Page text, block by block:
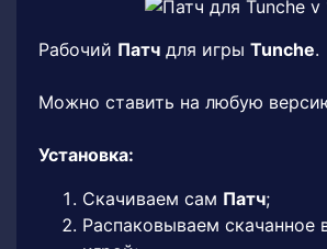
Рабочий Патч для игры Tunche.
Можно ставить на любую
Установка:
Скачиваем сам Патч;
Распаковываем скачанное